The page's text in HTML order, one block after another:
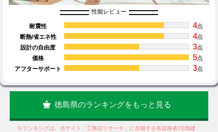
性能レビュー
耐震性 4点
断熱/省エネ性
4点
設計の自由度
3点
価格
5点
アフターサポート
3点
徳島県のランキングをもっと見る
※ランキングは、当サイト「工務店リサーチ」に在籍する有資格者(宅地建